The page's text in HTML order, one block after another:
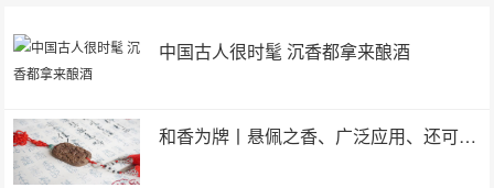
中国古人很时髦 沉香都拿来酿酒
和香为牌丨悬佩之香、广泛应用、还可祛除时疫防邪避害